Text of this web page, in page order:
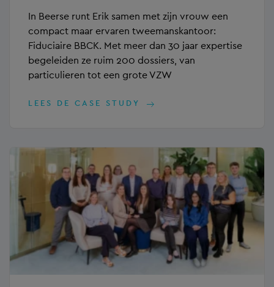
In Beerse runt Erik samen met zijn vrouw een
compact maar ervaren tweemanskantoor:
Fiduciaire BBCK. Met meer dan 30 jaar expertise
begeleiden ze ruim 200 dossiers, van
particulieren tot een grote VZW
LEES DE CASE STUDY